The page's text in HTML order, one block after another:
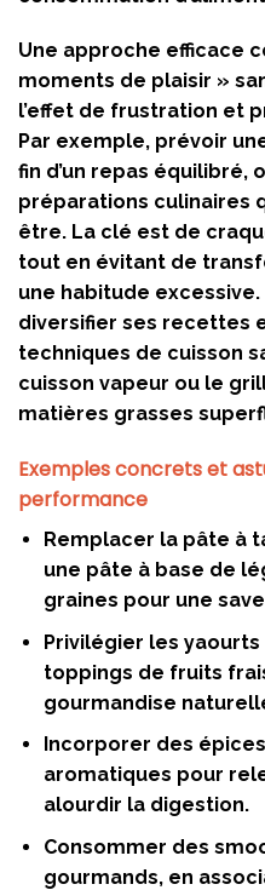
Une approche efficace
moments de plaisir »
l’effet de frustration et
Par exemple, prévoir
fin d’un repas équilibré,
préparations culinaires
être. La clé est de
tout en évitant de
une habitude
diversifier ses recettes
techniques de cuisson
cuisson vapeur ou le
matières grasses
Exemples concrets et
performance
Remplacer la pâte à
une pâte à base de
graines pour une
Privilégier les
toppings de fruits
gourmandise
Incorporer des
aromatiques pour
alourdir la digestion.
Consommer des
gourmands, en